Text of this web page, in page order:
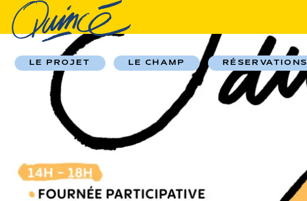
LE PROJET LE CHAMP RÉSERVATIONS